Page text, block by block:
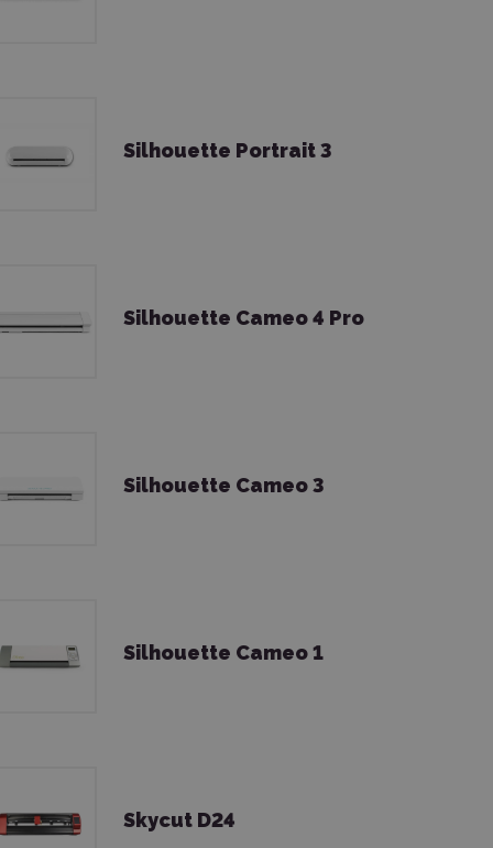
Silhouette Portrait 3
Silhouette Cameo 4 Pro
Silhouette Cameo 3
Silhouette Cameo 1
Skycut D24